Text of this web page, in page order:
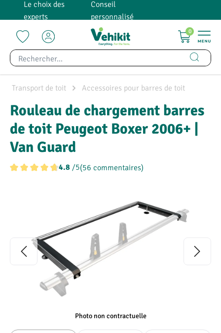
principal
Le choix des
experts
Conseil
personnalisé
0
Transport de toit Accessoires pour barres de toit
Rouleau de chargement barres
de toit Peugeot Boxer 2006+ |
Van Guard
4.8 /5(56 commentaires)
Photo non contractuelle